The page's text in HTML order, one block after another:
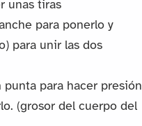
unas tiras
para ponerlo y
para unir las dos
para hacer presión
(grosor del cuerpo del